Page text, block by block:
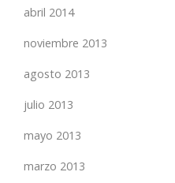
abril 2014
noviembre 2013
agosto 2013
julio 2013
mayo 2013
marzo 2013